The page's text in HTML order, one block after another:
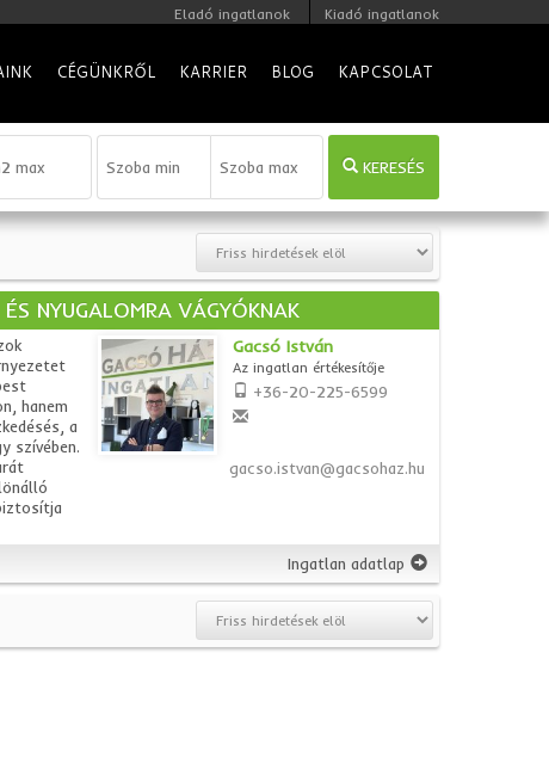
Eladó ingatlanok Kiadó ingatlanok
CÉGÜNKRŐL KARRIER BLOG KAPCSOLAT
KERESÉS
NYUGALOMRA VÁGYÓKNAK
hanem
a
szívében.
Gacsó István
Az ingatlan értékesítője
+36-20-225-6599
gacso.istvan@gacsohaz.hu
Ingatlan adatlap